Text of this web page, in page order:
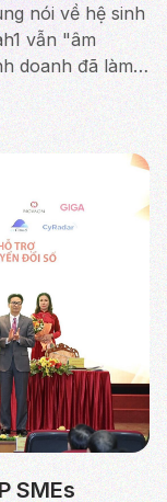
nói về hệ sinh
vẫn "âm
doanh đã làm
đa kênh và
SMEs